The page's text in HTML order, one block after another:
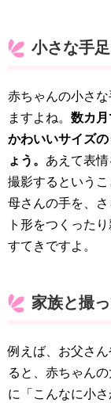
小さな手
赤ちゃんの小さ
ますよね。 数カ月
かわいいサイズ
ょう。 あえて表
撮影するという
母さんの手を、
ト形をつくった
すてきですよ。
家族と撮
例えば、お父さ
ると、赤ちゃん
に「こんなに小